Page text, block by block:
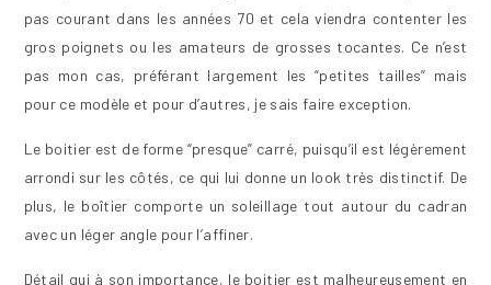
pas courant dans les années 70 et cela viendra contenter les
gros poignets ou les amateurs de grosses tocantes. Ce n’est
pas mon cas, préférant largement les “petites tailles” mais
pour ce modèle et pour d’autres, je sais faire exception.
Le boitier est de forme “presque” carré, puisqu’il est légèrement
arrondi sur les côtés, ce qui lui donne un look très distinctif. De
plus, le boîtier comporte un soleillage tout autour du cadran
avec un léger angle pour l’affiner.
Détail qui à son importance, le boitier est malheureusement en